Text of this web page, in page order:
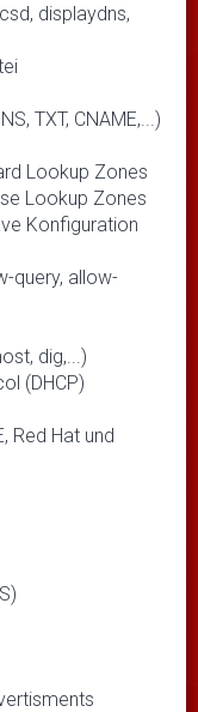
displaydns,
TXT, CNAME,...)
Lookup Zones
Lookup Zones
Konfiguration
query, allow-
dig,...)
(DHCP)
Red Hat und